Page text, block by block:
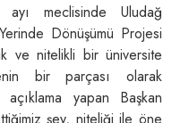
ayı meclisinde Uludağ
Dönüşümü Projesi
ve nitelikli bir üniversite
bir parçası olarak
yapan Başkan
şey, niteliği ile öne